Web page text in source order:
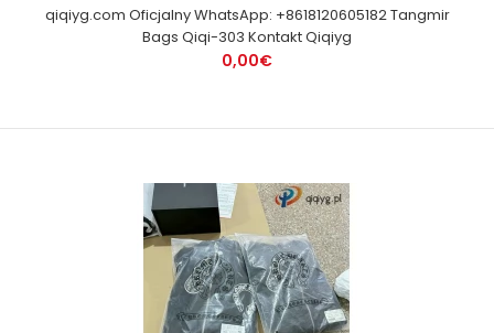
qiqiyg.com Oficjalny WhatsApp: +8618120605182 Tangmir
Bags Qiqi-303 Kontakt Qiqiyg
0,00€